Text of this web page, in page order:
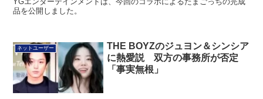
品を公開しました。
ネットユーザー
THE BOYZのジュヨン＆シンシア
に熱愛説 双方の事務所が否定
「事実無根」